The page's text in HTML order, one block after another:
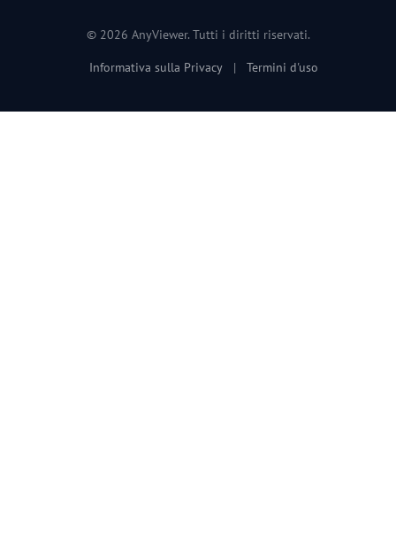
© 2026 AnyViewer. Tutti i diritti riservati.
Informativa sulla Privacy | Termini d'uso